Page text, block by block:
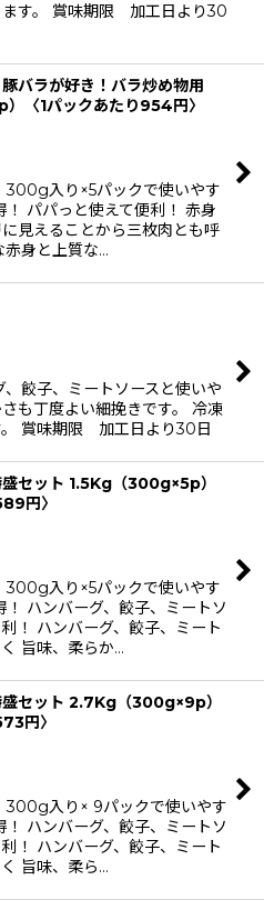
ます。 賞味期限 加工日より30
豚バラが好き！バラ炒め物用
〈1パックあたり954円〉
300g入り×5パックで使いやす
！ パパっと使えて便利！ 赤身
見えることから三枚肉とも呼
赤身と上質な…
、餃子、ミートソースと使いや
も丁度よい細挽きです。 冷凍
。 賞味期限 加工日より30日
盛セット 1.5Kg（300g×5p）
円〉
300g入り×5パックで使いやす
！ ハンバーグ、餃子、ミートソ
！ ハンバーグ、餃子、ミート
旨味、柔らか…
盛セット 2.7Kg（300g×9p）
円〉
300g入り× 9パックで使いやす
！ ハンバーグ、餃子、ミートソ
！ ハンバーグ、餃子、ミート
旨味、柔ら…